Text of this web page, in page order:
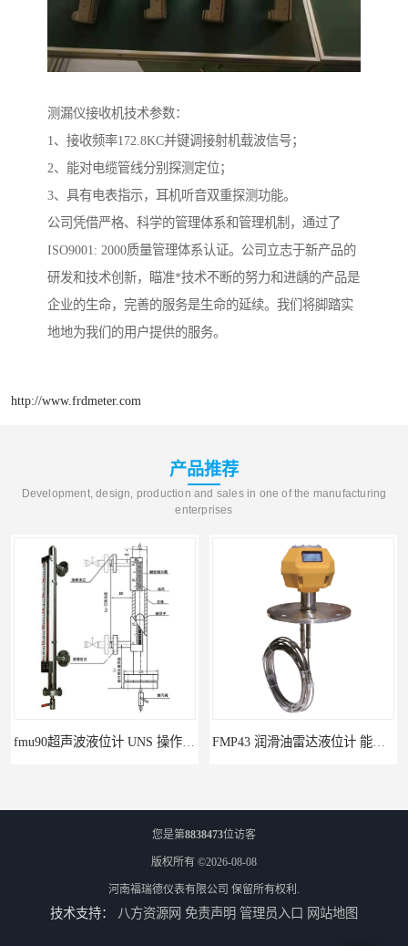
测漏仪接收机技术参数：
1、接收频率172.8KC并键调接射机载波信号；
2、能对电缆管线分别探测定位；
3、具有电表指示，耳机听音双重探测功能。
公司凭借严格、科学的管理体系和管理机制，通过了
ISO9001: 2000质量管理体系认证。公司立志于新产品的
研发和技术创新，瞄准*技术不断的努力和进龋的产品是
企业的生命，完善的服务是生命的延续。我们将脚踏实
地地为我们的用户提供的服务。
http://www.frdmeter.com
产品推荐
Development, design, production and sales in one of the manufacturing
enterprises
您是第8838473位访客
版权所有 ©2026-08-08
河南福瑞德仪表有限公司 保留所有权利.
技术支持： 八方资源网 免责声明 管理员入口 网站地图